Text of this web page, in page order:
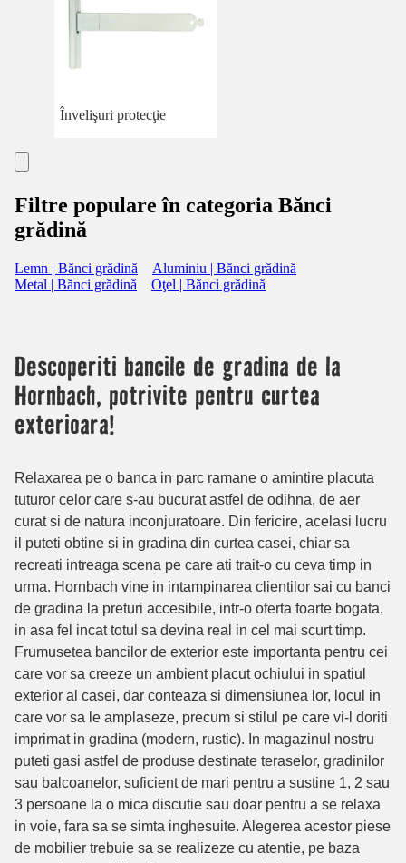
Învelişuri protecţie
Filtre populare în categoria Bănci
grădină
Lemn | Bănci grădină
Aluminiu | Bănci grădină
Metal | Bănci grădină
Oţel | Bănci grădină